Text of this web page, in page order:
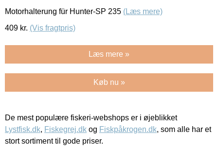
Motorhalterung für Hunter-SP 235 (Læs mere)
409 kr. (Vis fragtpris)
Læs mere »
Køb nu »
De mest populære fiskeri-webshops er i øjeblikket
Lystfisk.dk, Fiskegrej.dk og Fiskpåkrogen.dk, som alle har et
stort sortiment til gode priser.